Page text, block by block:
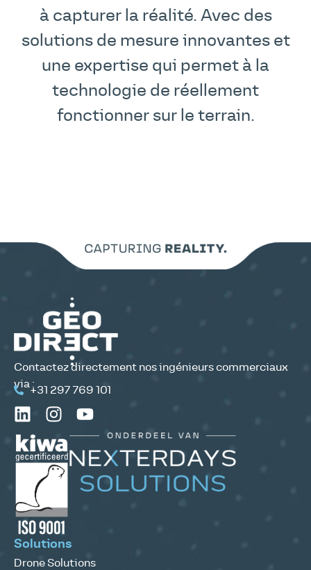
à capturer la réalité. Avec des
solutions de mesure innovantes et
une expertise qui permet à la
technologie de réellement
fonctionner sur le terrain.
Contactez directement nos ingénieurs commerciaux
via :
+31 297 769 101
Solutions
Drone Solutions